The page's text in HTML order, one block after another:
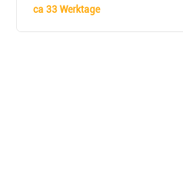
ca 33 Werktage